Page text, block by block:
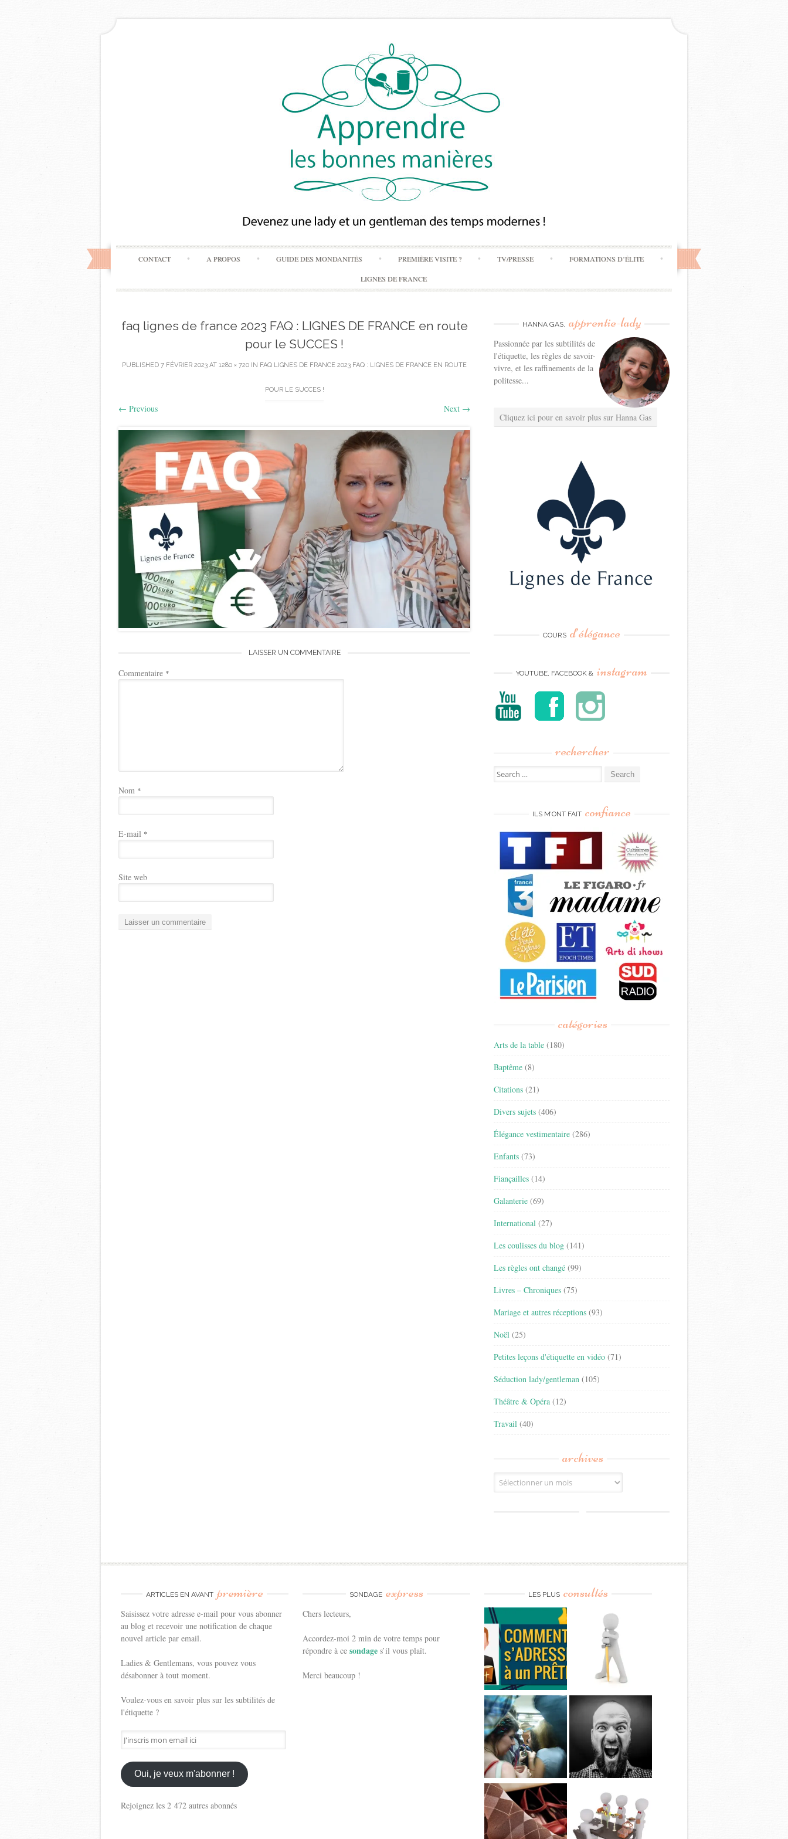
Skip
to
content
CONTACT A PROPOS GUIDE DES MONDANITÉS PREMIÈRE VISITE ? TV/PRESSE FORMATIONS D’ÉLITE
LIGNES DE FRANCE
faq lignes de france 2023 FAQ : LIGNES DE FRANCE en route
pour le SUCCES !
PUBLISHED 7 FÉVRIER 2023 AT 1280 × 720 IN FAQ LIGNES DE FRANCE 2023 FAQ : LIGNES DE FRANCE EN ROUTE
POUR LE SUCCES !
← Previous Next →
LAISSER UN COMMENTAIRE
Commentaire *
Nom *
E-mail *
Site web
HANNA GAS, apprentie-lady
Passionnée par les subtilités de
l'étiquette, les règles de savoir-
vivre, et les raffinements de la
politesse...
Cliquez ici pour en savoir plus sur Hanna Gas
COURS d’élégance
YOUTUBE, FACEBOOK & instagram
rechercher
Search
for:
ILS M’ONT FAIT confiance
catégories
Arts de la table (180)
Baptême (8)
Citations (21)
Divers sujets (406)
Élégance vestimentaire (286)
Enfants (73)
Fiançailles (14)
Galanterie (69)
International (27)
Les coulisses du blog (141)
Les règles ont changé (99)
Livres – Chroniques (75)
Mariage et autres réceptions (93)
Noël (25)
Petites leçons d'étiquette en vidéo (71)
Séduction lady/gentleman (105)
Théâtre & Opéra (12)
Travail (40)
archives
Archives
ARTICLES EN AVANT première
Saisissez votre adresse e-mail pour vous abonner
au blog et recevoir une notification de chaque
nouvel article par email.
Ladies & Gentlemans, vous pouvez vous
désabonner à tout moment.
Voulez-vous en savoir plus sur les subtilités de
l'étiquette ?
J'inscris
mon
email
ici
Oui, je veux m'abonner !
Rejoignez les 2 472 autres abonnés
SONDAGE express
Chers lecteurs,
Accordez-moi 2 min de votre temps pour
répondre à cesondages’il vous plaît.
Merci beaucoup !
LES PLUS consultés